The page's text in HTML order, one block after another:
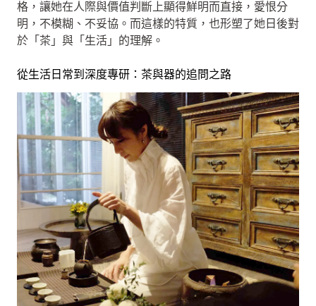
格，讓她在人際與價值判斷上顯得鮮明而直接，愛恨分
明，不模糊、不妥協。而這樣的特質，也形塑了她日後對
於「茶」與「生活」的理解。
從生活日常到深度專研：茶與器的追問之路